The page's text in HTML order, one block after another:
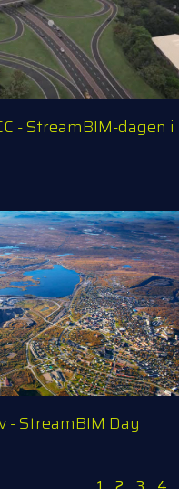
- StreamBIM-dagen i
- StreamBIM Day